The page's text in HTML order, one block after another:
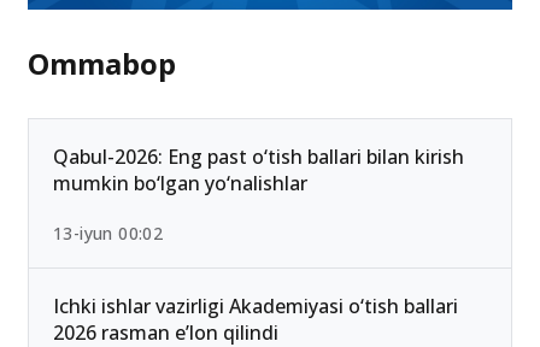
Ommabop
Qabul-2026: Eng past o‘tish ballari bilan kirish
mumkin bo‘lgan yo‘nalishlar
13-iyun 00:02
Ichki ishlar vazirligi Akademiyasi o‘tish ballari
2026 rasman e’lon qilindi